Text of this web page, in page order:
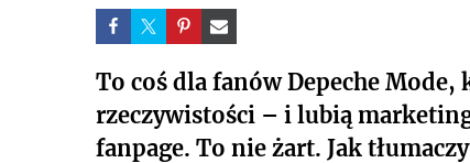
To coś dla fanów Depeche
rzeczywistości – i lubią
fanpage. To nie żart. Jak